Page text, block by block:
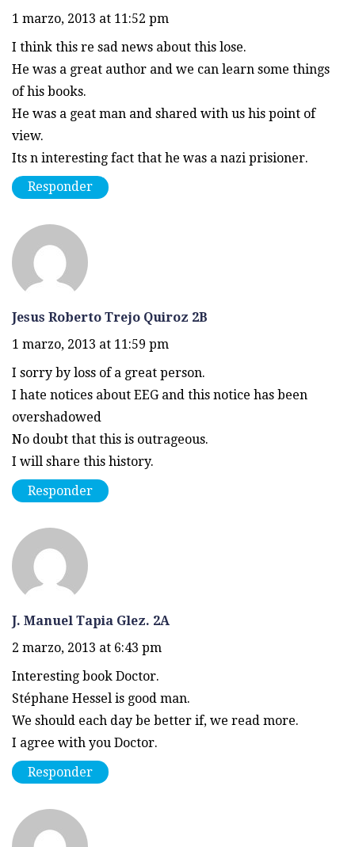
1 marzo, 2013 at 11:52 pm
I think this re sad news about this lose.
He was a great author and we can learn some things
of his books.
He was a geat man and shared with us his point of
view.
Its n interesting fact that he was a nazi prisioner.
Responder
Jesus Roberto Trejo Quiroz 2B
1 marzo, 2013 at 11:59 pm
I sorry by loss of a great person.
I hate notices about EEG and this notice has been
overshadowed
No doubt that this is outrageous.
I will share this history.
Responder
J. Manuel Tapia Glez. 2A
2 marzo, 2013 at 6:43 pm
Interesting book Doctor.
Stéphane Hessel is good man.
We should each day be better if, we read more.
I agree with you Doctor.
Responder